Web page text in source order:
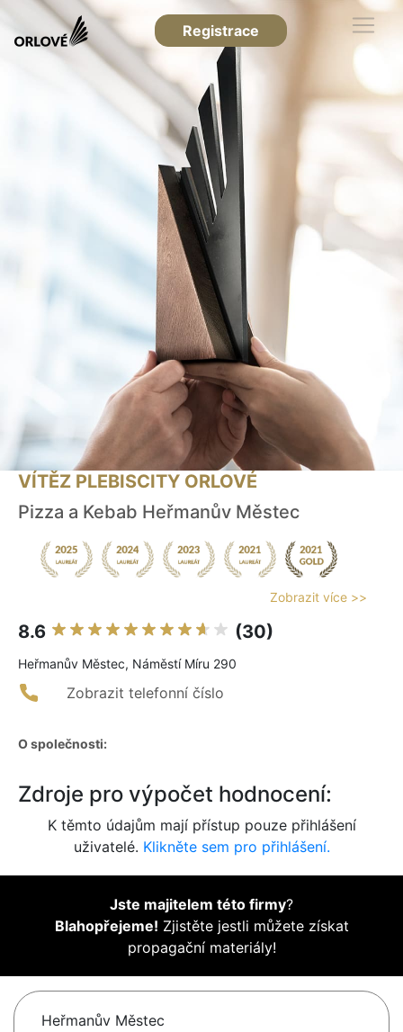
Registrace
VÍTĚZ PLEBISCITY ORLOVÉ
Pizza a Kebab Heřmanův Městec
Zobrazit více >>
8.6 (30)
Heřmanův Městec, Náměstí Míru 290
Zobrazit telefonní číslo
O společnosti:
Zdroje pro výpočet hodnocení:
K těmto údajům mají přístup pouze přihlášení
uživatelé. Klikněte sem pro přihlášení.
Jste majitelem této firmy?
Blahopřejeme! Zjistěte jestli můžete získat
propagační materiály!
Heřmanův Městec